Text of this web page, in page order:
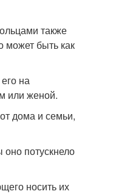
также
может быть как
на
или женой.
дома и семьи,
потускнело
носить их